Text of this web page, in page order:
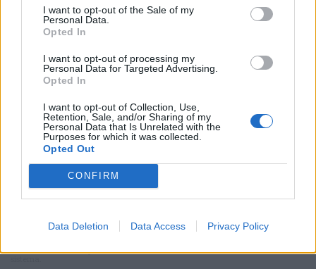
I want to opt-out of the Sale of my
Personal Data.
Opted In
I want to opt-out of processing my
Personal Data for Targeted Advertising.
Opted In
I want to opt-out of Collection, Use,
Retention, Sale, and/or Sharing of my
Personal Data that Is Unrelated with the
Purposes for which it was collected.
Opted Out
CONFIRM
Data Deletion Data Access Privacy Policy
Commenti
Accedioregistrati
articolo.
di VareseNews.it, che rimane autonoma e indipendente. I messaggi inclusi nei
commenti non sono testi giornalistici, ma post inviati dai singoli lettori che
che includano uno o più link a siti esterni verranno rimossi in automatico dal